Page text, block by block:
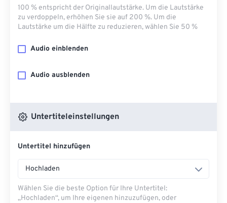
100 % entspricht der Originallautstärke. Um die Lautstärke
zu verdoppeln, erhöhen Sie sie auf 200 %. Um die
Lautstärke um die Hälfte zu reduzieren, wählen Sie 50 %
Audio einblenden
Audio ausblenden
Untertiteleinstellungen
Untertitel hinzufügen
Hochladen
Wählen Sie die beste Option für Ihre Untertitel:
„Hochladen“, um Ihre eigenen hinzuzufügen, oder